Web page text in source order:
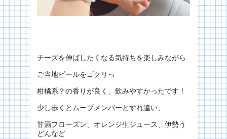
チーズを伸ばしたくなる気持ちを楽しみながら
ご当地ビールをゴクリっ
柑橘系？の香りが良く、飲みやすかったです！
少し歩くとムーブメンバーとすれ違い、
甘酒フローズン、オレンジ生ジュース、伊勢う
どんなど